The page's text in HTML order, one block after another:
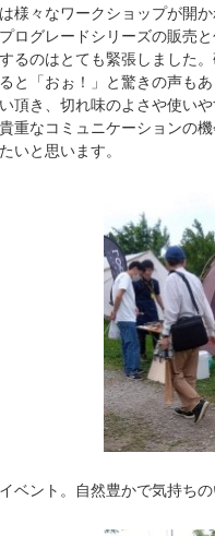
様々なワークショップが開か
ログレードシリーズの販売
るのはとても緊張しました
と「おぉ！」と驚きの声も
頂き、切れ味のよさや使い
重なコミュニケーションの
いと思います。
ベント。自然豊かで気持ち